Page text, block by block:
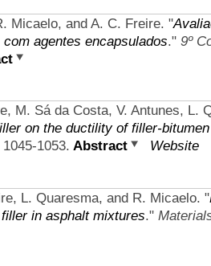
Micaelo, and A. C. Freire. "
agentes encapsulados." 9º
M. Sá da Costa, V. Antunes, L.
on the ductility of filler-
1053. Abstract Website
L. Quaresma, and R. Micaelo. "
in asphalt mixtures."